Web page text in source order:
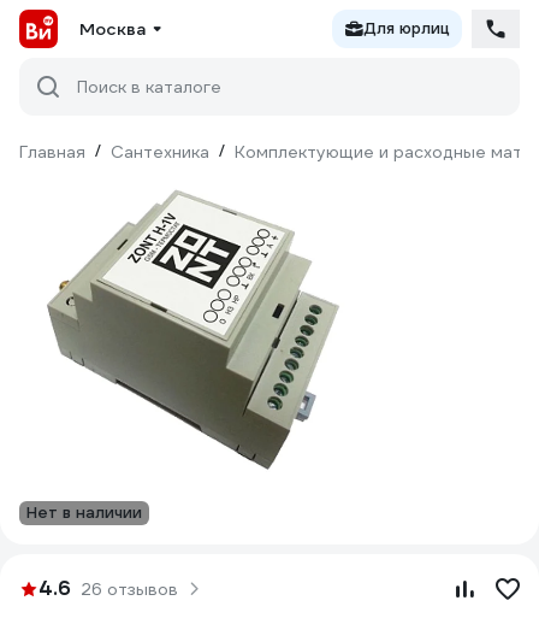
Москва Для юрлиц
Поиск в каталоге
Главная / Сантехника / Комплектующие и расходные
Нет в наличии
4.6 26 отзывов